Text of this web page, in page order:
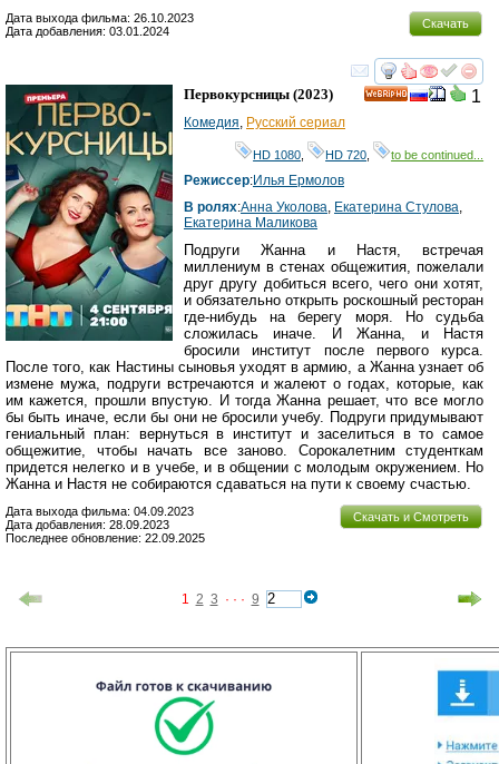
Скачать
Дата выхода фильма: 26.10.2023
Дата добавления: 03.01.2024
смотреть
1
Первокурсницы (2023)
Комедия Русский сериал
HD 1080 HD 720 to be continued...
Режиссер:Илья Ермолов
В ролях:Анна Уколова Екатерина Стулова
Екатерина Маликова
Подруги Жанна и Настя, встречая
миллениум в стенах общежития, пожелали
друг другу добиться всего, чего они хотят,
и обязательно открыть роскошный ресторан
где-нибудь на берегу моря. Но судьба
сложилась иначе. И Жанна, и Настя
бросили институт после первого курса.
После того, как Настины сыновья уходят в армию, а Жанна узнает об
измене мужа, подруги встречаются и жалеют о годах, которые, как
им кажется, прошли впустую. И тогда Жанна решает, что все могло
бы быть иначе, если бы они не бросили учебу. Подруги придумывают
гениальный план: вернуться в институт и заселиться в то самое
общежитие, чтобы начать все заново. Сорокалетним студенткам
придется нелегко и в учебе, и в общении с молодым окружением. Но
Жанна и Настя не собираются сдаваться на пути к своему счастью.
Скачать и Смотреть
Дата выхода фильма: 04.09.2023
Дата добавления: 28.09.2023
Последнее обновление: 22.09.2025
1 2 3 · · · 9